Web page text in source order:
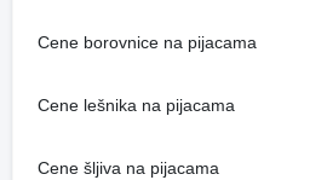
Cene borovnice na pijacama
Cene lešnika na pijacama
Cene šljiva na pijacama